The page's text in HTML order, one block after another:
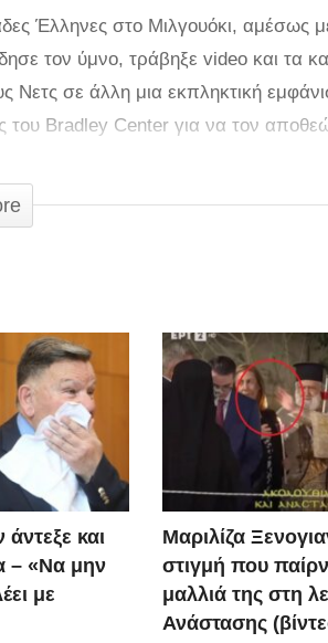
Έλληνες στο Μιλγουόκι, αμέσως
τον ύμνο, τράβηξε video και τα
σε άλλη μια εκπληκτική
του Bradley Center για να τον
του και την κοπέλα του για να
κόσμο ο Γιάνναρος και να έχει
και
– «Να μην
με
Μαριλίζα
στιγμή που
μαλλιά της στη
Ανάστασης